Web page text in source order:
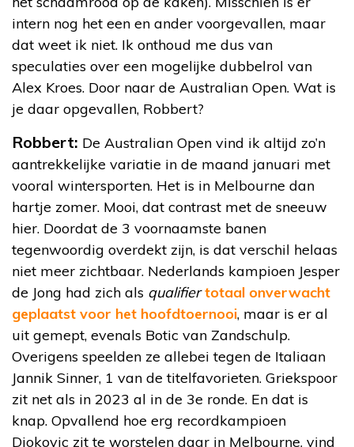
intern nog het een en ander voorgevallen, maar
dat weet ik niet. Ik onthoud me dus van
speculaties over een mogelijke dubbelrol van
Alex Kroes. Door naar de Australian Open. Wat is
je daar opgevallen, Robbert?
Robbert: De Australian Open vind ik altijd zo’n
aantrekkelijke variatie in de maand januari met
vooral wintersporten. Het is in Melbourne dan
hartje zomer. Mooi, dat contrast met de sneeuw
hier. Doordat de 3 voornaamste banen
tegenwoordig overdekt zijn, is dat verschil helaas
niet meer zichtbaar. Nederlands kampioen Jesper
de Jong had zich als qualifier totaal onverwacht
geplaatst voor het hoofdtoernooi, maar is er al
uit gemept, evenals Botic van Zandschulp.
Overigens speelden ze allebei tegen de Italiaan
Jannik Sinner, 1 van de titelfavorieten. Griekspoor
zit net als in 2023 al in de 3e ronde. En dat is
knap. Opvallend hoe erg recordkampioen
Djokovic zit te worstelen daar in Melbourne, vind